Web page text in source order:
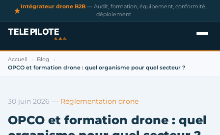
Intégrateur drone B2B — Audit, formation, équipement, conformité,
déploiement
Accueil › Blog ›
OPCO et formation drone : quel organisme pour quel secteur ?
30 juin 2026 — Réglementation drone
OPCO et formation drone : quel